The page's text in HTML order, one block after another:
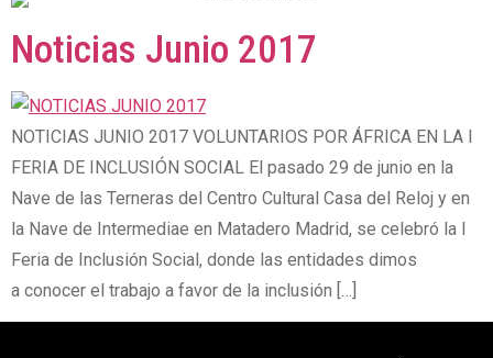
Noticias Junio 2017
NOTICIAS JUNIO 2017 VOLUNTARIOS POR ÁFRICA EN LA I
FERIA DE INCLUSIÓN SOCIAL El pasado 29 de junio en la
Nave de las Terneras del Centro Cultural Casa del Reloj y en
la Nave de Intermediae en Matadero Madrid, se celebró la I
Feria de Inclusión Social, donde las entidades dimos
a conocer el trabajo a favor de la inclusión […]